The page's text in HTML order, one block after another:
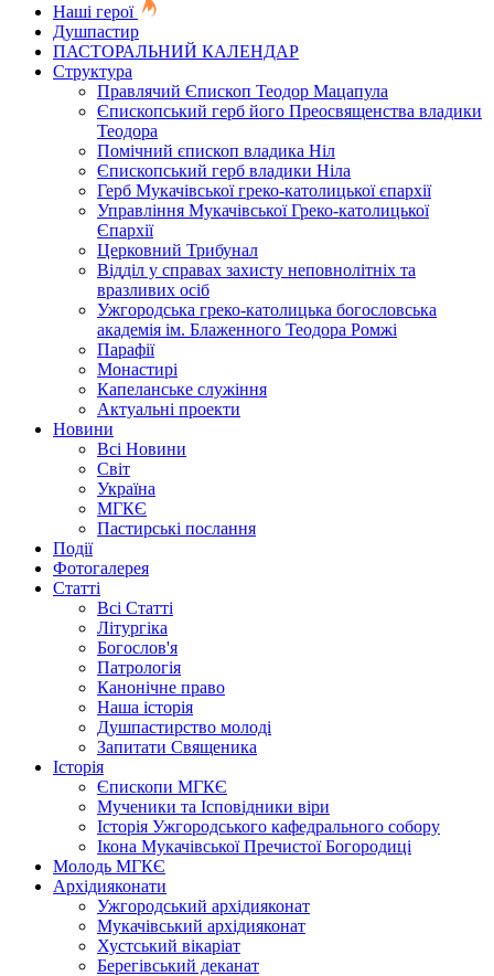
Наші герої
Душпастир
ПАСТОРАЛЬНИЙ КАЛЕНДАР
Структура
Правлячий Єпископ Теодор Мацапула
Єпископський герб його Преосвященства владики
Теодора
Помічний єпископ владика Ніл
Єпископський герб владики Ніла
Герб Мукачівської греко-католицької єпархії
Управління Мукачівської Греко-католицької
Єпархії
Церковний Трибунал
Відділ у справах захисту неповнолітніх та
вразливих осіб
Ужгородська греко-католицька богословська
академія ім. Блаженного Теодора Ромжі
Парафії
Монастирі
Капеланське служіння
Актуальні проекти
Новини
Всі Новини
Світ
Україна
МГКЄ
Пастирські послання
Події
Фотогалерея
Статті
Всі Статті
Літургіка
Богослов'я
Патрологія
Канонічне право
Наша історія
Душпастирство молоді
Запитати Священика
Історія
Єпископи МГКЄ
Мученики та Ісповідники віри
Історія Ужгородського кафедрального собору
Ікона Мукачівської Пречистої Богородиці
Молодь МГКЄ
Архідияконати
Ужгородський архідияконат
Мукачівський архідияконат
Хустський вікаріат
Берегівський деканат